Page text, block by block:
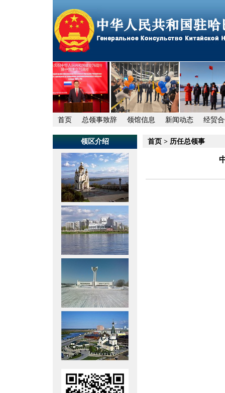
首页 总领事致辞 领馆信息 新闻动态 经贸
领区介绍 首页 > 历任总领事